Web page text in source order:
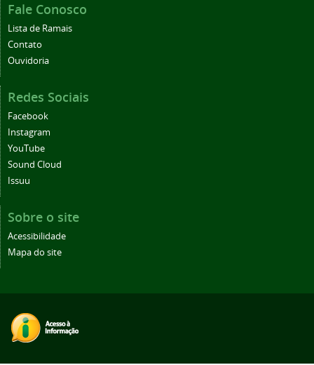
Fale Conosco
Lista de Ramais
Contato
Ouvidoria
Redes Sociais
Facebook
Instagram
YouTube
Sound Cloud
Issuu
Sobre o site
Acessibilidade
Mapa do site